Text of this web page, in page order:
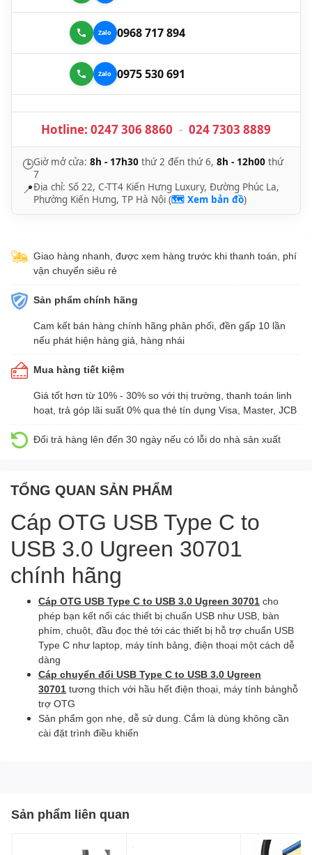
0968 717 894
0975 530 691
Hotline: 0247 306 8860 - 024 7303 8889
🕒Giờ mở cửa: 8h - 17h30 thứ 2 đến thứ 6, 8h - 12h00 thứ
7
📍Địa chỉ: Số 22, C-TT4 Kiến Hưng Luxury, Đường Phúc La,
Phường Kiến Hưng, TP Hà Nội (🗺️ Xem bản đồ)
Giao hàng nhanh, được xem hàng trước khi thanh toán, phí
vận chuyển siêu rẻ
Sản phẩm chính hãng
Cam kết bán hàng chính hãng phân phối, đền gấp 10 lần
nếu phát hiện hàng giả, hàng nhái
Mua hàng tiết kiệm
Giá tốt hơn từ 10% - 30% so với thị trường, thanh toán linh
hoạt, trả góp lãi suất 0% qua thẻ tín dụng Visa, Master, JCB
Đổi trả hàng lên đến 30 ngày nếu có lỗi do nhà sản xuất
TỔNG QUAN SẢN PHẨM
Cáp OTG USB Type C to
USB 3.0 Ugreen 30701
chính hãng
Cáp OTG USB Type C to USB 3.0 Ugreen 30701 cho
phép bạn kết nối các thiết bị chuẩn USB như USB, bàn
phím, chuột, đầu đọc thẻ tới các thiết bị hỗ trợ chuẩn USB
Type C như laptop, máy tính bảng, điện thoại một cách dễ
dàng
Cáp chuyển đổi USB Type C to USB 3.0 Ugreen
30701 tương thích với hầu hết điện thoại, máy tính bảnghỗ
trợ OTG
Sản phẩm gọn nhẹ, dễ sử dung. Cắm là dùng không cần
cài đặt trình điều khiển
Sản phẩm liên quan